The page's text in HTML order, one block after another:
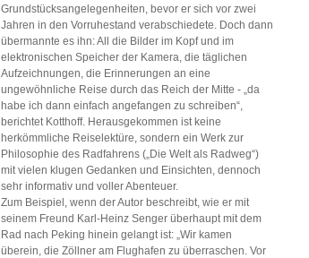
Grundstücksangelegenheiten, bevor er sich vor zwei
Jahren in den Vorruhestand verabschiedete. Doch dann
übermannte es ihn: All die Bilder im Kopf und im
elektronischen Speicher der Kamera, die täglichen
Aufzeichnungen, die Erinnerungen an eine
ungewöhnliche Reise durch das Reich der Mitte - „da
habe ich dann einfach angefangen zu schreiben“,
berichtet Kotthoff. Herausgekommen ist keine
herkömmliche Reiselektüre, sondern ein Werk zur
Philosophie des Radfahrens („Die Welt als Radweg“)
mit vielen klugen Gedanken und Einsichten, dennoch
sehr informativ und voller Abenteuer.
Zum Beispiel, wenn der Autor beschreibt, wie er mit
seinem Freund Karl-Heinz Senger überhaupt mit dem
Rad nach Peking hinein gelangt ist: „Wir kamen
überein, die Zöllner am Flughafen zu überraschen. Vor